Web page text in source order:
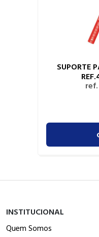
SUPORTE
INSTITUCIONAL
Quem Somos